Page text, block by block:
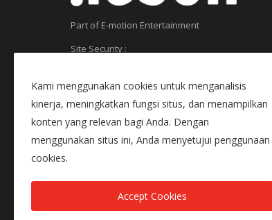
Part of E-motion Entertainment
Site Security :
Kami menggunakan cookies untuk menganalisis
kinerja, meningkatkan fungsi situs, dan menampilkan
konten yang relevan bagi Anda. Dengan
menggunakan situs ini, Anda menyetujui penggunaan
cookies.
Accept Cookies